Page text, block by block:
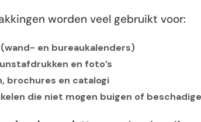
worden veel gebruikt voor:
en bureaukalenders)
en foto’s
brochures en catalogi
die niet mogen buigen of